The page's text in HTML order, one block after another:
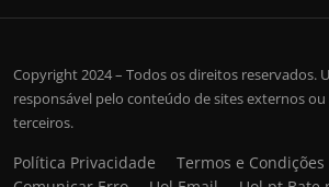
Copyright 2024 – Todos os direitos reservados.
responsável pelo conteúdo de sites externos
terceiros.
Política Privacidade Termos e Condições